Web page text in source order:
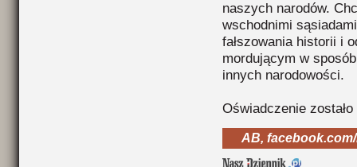
naszych narodów.
wschodnimi
fałszowania historii i
mordującym w
innych narodowości.
Oświadczenie
AB,